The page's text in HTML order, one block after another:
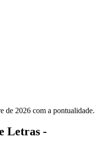
de 2026 com a pontualidade.
Letras -